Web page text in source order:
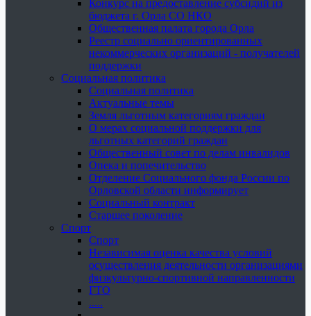
Конкурс на предоставление субсидий из
бюджета г. Орла СО НКО
Общественная палата города Орла
Реестр социально ориентированных
некоммерческих организаций - получателей
поддержки
Социальная политика
Социальная политика
Актуальные темы
Земля льготным категориям граждан
О мерах социальной поддержки для
льготных категорий граждан
Общественный совет по делам инвалидов
Опека и попечительство
Отделение Социального фонда России по
Орловской области информирует
Социальный контракт
Старшее поколение
Спорт
Спорт
Независимая оценка качества условий
осуществления деятельности организациями
физкультурно-спортивной направленности
ГТО
.....